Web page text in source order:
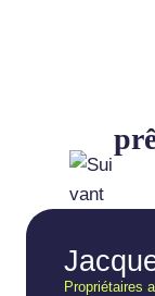
Propriétaires